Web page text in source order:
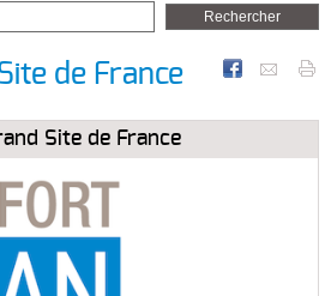
de France
Site de France